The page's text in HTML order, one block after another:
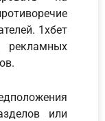
1хбет
рекламных
или